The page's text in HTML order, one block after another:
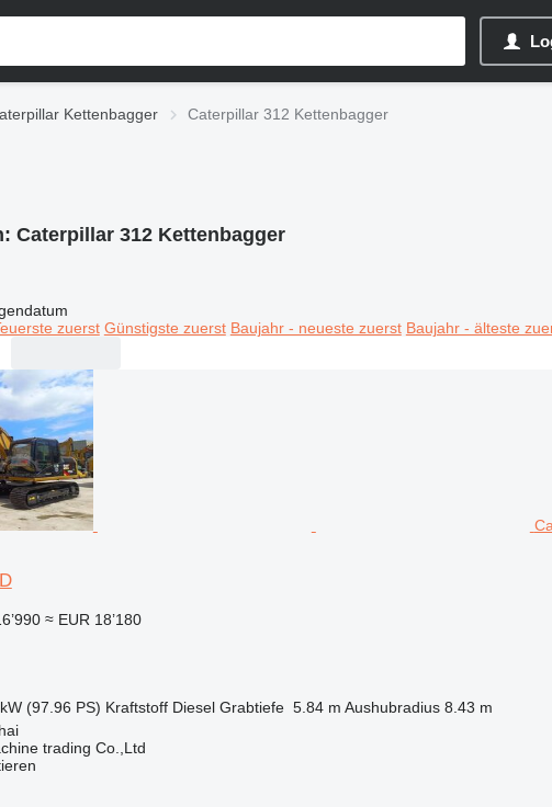
Kettenbagger Caterpillar 312 Kettenbagger
Caterpillar 312 Kettenbagger
zuerst Günstigste zuerst Baujahr - neueste zuerst Baujahr - älteste
≈ EUR 18’180
(97.96 PS) Kraftstoff Diesel Grabtiefe 5.84 m Aushubradius 8.43 m
trading Co.,Ltd